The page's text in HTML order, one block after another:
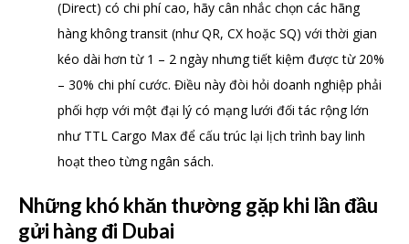
(Direct) có chi phí cao, hãy cân nhắc chọn các hãng
hàng không transit (như QR, CX hoặc SQ) với thời gian
kéo dài hơn từ 1 – 2 ngày nhưng tiết kiệm được từ 20%
– 30% chi phí cước. Điều này đòi hỏi doanh nghiệp phải
phối hợp với một đại lý có mạng lưới đối tác rộng lớn
như TTL Cargo Max để cấu trúc lại lịch trình bay linh
hoạt theo từng ngân sách.
Những khó khăn thường gặp khi lần đầu
gửi hàng đi Dubai